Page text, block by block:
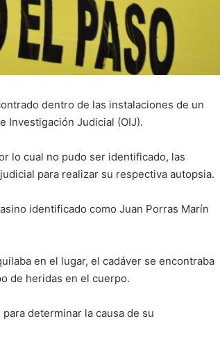
dentro de las instalaciones de un
Investigación Judicial (OIJ).
lo cual no pudo ser identificado, las
para realizar su respectiva autopsia.
identificado como Juan Porras Marín
en el lugar, el cadáver se encontraba
de heridas en el cuerpo.
determinar la causa de su